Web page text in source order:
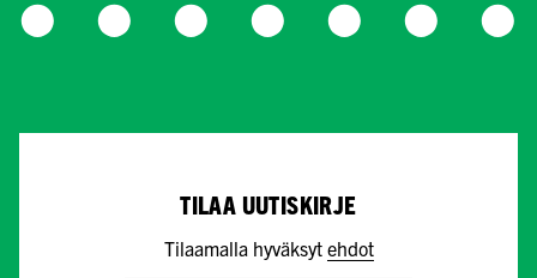
TILAA UUTISKIRJE
Tilaamalla hyväksyt ehdot